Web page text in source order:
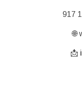
917
🌐
📩